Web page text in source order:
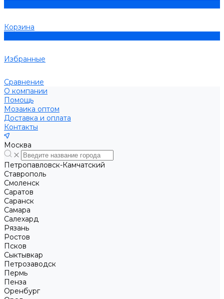
Корзина
Избранные
Сравнение
О компании
Помощь
Мозаика оптом
Доставка и оплата
Контакты
Москва
Петропавловск-Камчатский
Ставрополь
Смоленск
Саратов
Саранск
Самара
Салехард
Рязань
Ростов
Псков
Сыктывкар
Петрозаводск
Пермь
Пенза
Оренбург